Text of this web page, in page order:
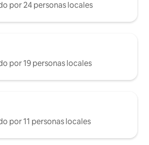
por 24 personas locales
por 19 personas locales
por 11 personas locales